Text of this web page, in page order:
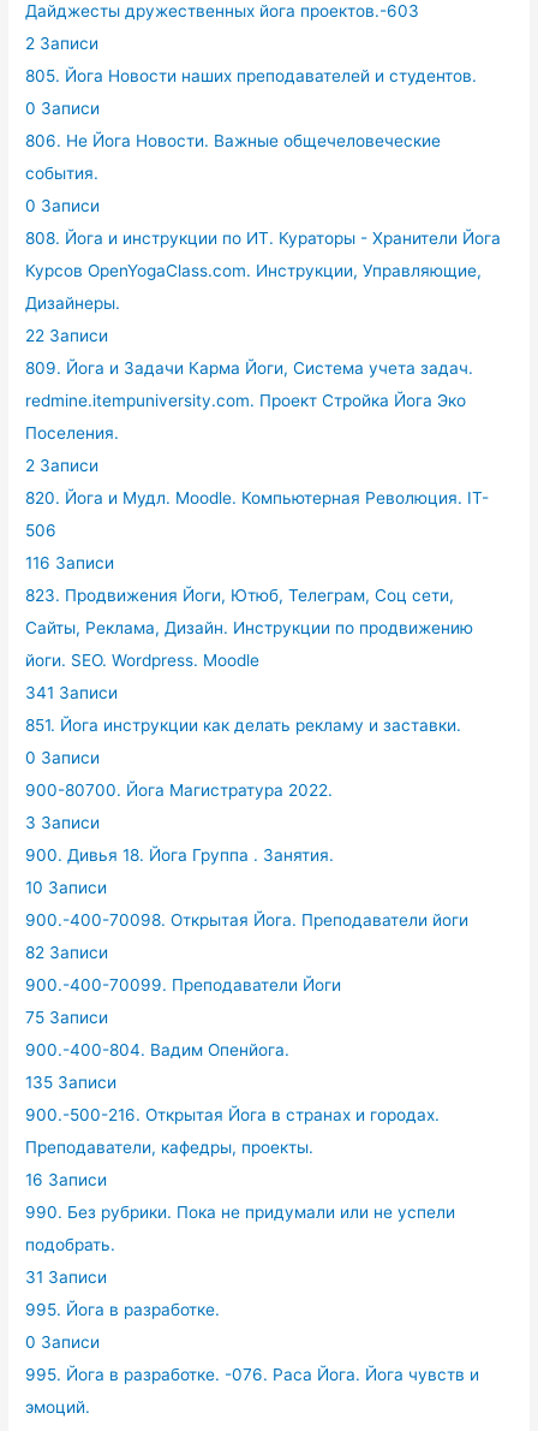
Дайджесты дружественных йога проектов.-603
2 Записи
805. Йога Новости наших преподавателей и студентов.
0 Записи
806. Не Йога Новости. Важные общечеловеческие
события.
0 Записи
808. Йога и инструкции по ИТ. Кураторы - Хранители Йога
Курсов OpenYogaClass.com. Инструкции, Управляющие,
Дизайнеры.
22 Записи
809. Йога и Задачи Карма Йоги, Система учета задач.
redmine.itempuniversity.com. Проект Стройка Йога Эко
Поселения.
2 Записи
820. Йога и Мудл. Moodle. Компьютерная Революция. IT-
506
116 Записи
823. Продвижения Йоги, Ютюб, Телеграм, Соц сети,
Сайты, Реклама, Дизайн. Инструкции по продвижению
йоги. SEO. Wordpress. Moodle
341 Записи
851. Йога инструкции как делать рекламу и заставки.
0 Записи
900-80700. Йога Магистратура 2022.
3 Записи
900. Дивья 18. Йога Группа . Занятия.
10 Записи
900.-400-70098. Открытая Йога. Преподаватели йоги
82 Записи
900.-400-70099. Преподаватели Йоги
75 Записи
900.-400-804. Вадим Опенйога.
135 Записи
900.-500-216. Открытая Йога в странах и городах.
Преподаватели, кафедры, проекты.
16 Записи
990. Без рубрики. Пока не придумали или не успели
подобрать.
31 Записи
995. Йога в разработке.
0 Записи
995. Йога в разработке. -076. Раса Йога. Йога чувств и
эмоций.